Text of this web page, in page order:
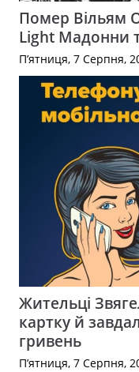
Помер Вільям
Light Мадонни
П’ятниця, 7 Серпня,
Жительці
картку й
гривень
П’ятниця, 7 Серпня,